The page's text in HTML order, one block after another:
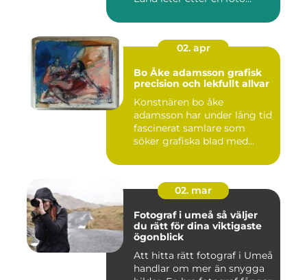
02. apr
Bo Åke adamsson grafisk
precision och lekfullt allvar
Konstnären bo åke
adamsson har under lång tid
fascinerat samlare som
söker grafiska blad med
02. mar
Fotograf i umeå så väljer
du rätt för dina viktigaste
ögonblick
Att hitta rätt fotograf i Umeå
handlar om mer än snygga